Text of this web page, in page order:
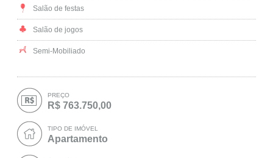
Salão de festas
Salão de jogos
Semi-Mobiliado
PREÇO
R$ 763.750,00
TIPO DE IMÓVEL
Apartamento